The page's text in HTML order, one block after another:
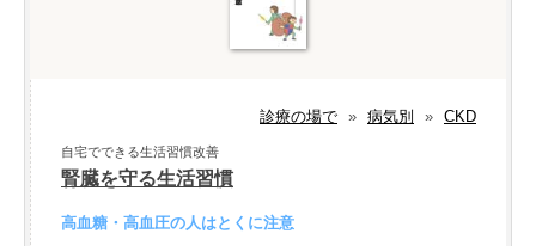
診療の場で » 病気別 » CKD
自宅でできる生活習慣改善
腎臓を守る生活習慣
高血糖・高血圧の人はとくに注意